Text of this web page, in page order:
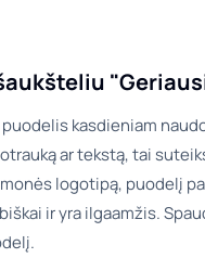
kasdieniam
ar tekstą, tai
logotipą, puodelį
ir yra ilgaamžis.